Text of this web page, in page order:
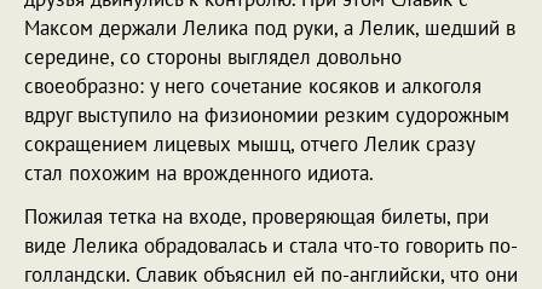
Максом держали Лелика под руки, а Лелик, шедший в
середине, со стороны выглядел довольно
своеобразно: у него сочетание косяков и алкоголя
вдруг выступило на физиономии резким судорожным
сокращением лицевых мышц, отчего Лелик сразу
стал похожим на врожденного идиота.
Пожилая тетка на входе, проверяющая билеты, при
виде Лелика обрадовалась и стала что-то говорить по-
голландски. Славик объяснил ей по-английски, что они